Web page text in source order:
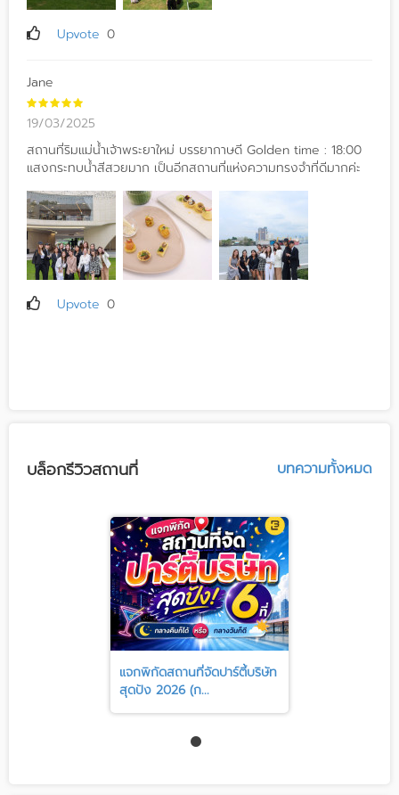
Upvote 0
Jane
19/03/2025
สถานที่ริมแม่น้ำเจ้าพระยาใหม่ บรรยากาษดี Golden time : 18:00
แสงกระทบน้ำสีสวยมาก เป็นอีกสถานที่แห่งความทรงจำที่ดีมากค่ะ
Upvote 0
บล็อกรีวิวสถานที่ บทความทั้งหมด
แจกพิกัดสถานที่จัดปาร์ตี้บริษัท
สุดปัง 2026 (ก...